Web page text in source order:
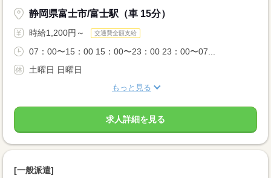
静岡県富士市/富士駅（車 15分）
時給1,200円～ 交通費全額支給
07：00〜15：00 15：00〜23：00 23：00〜07...
土曜日 日曜日
もっと見る
求人詳細を見る
[一般派遣]